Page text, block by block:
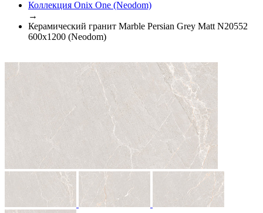
Коллекция Onix One (Neodom)
→
Керамический гранит Marble Persian Grey Matt N20552
600x1200 (Neodom)